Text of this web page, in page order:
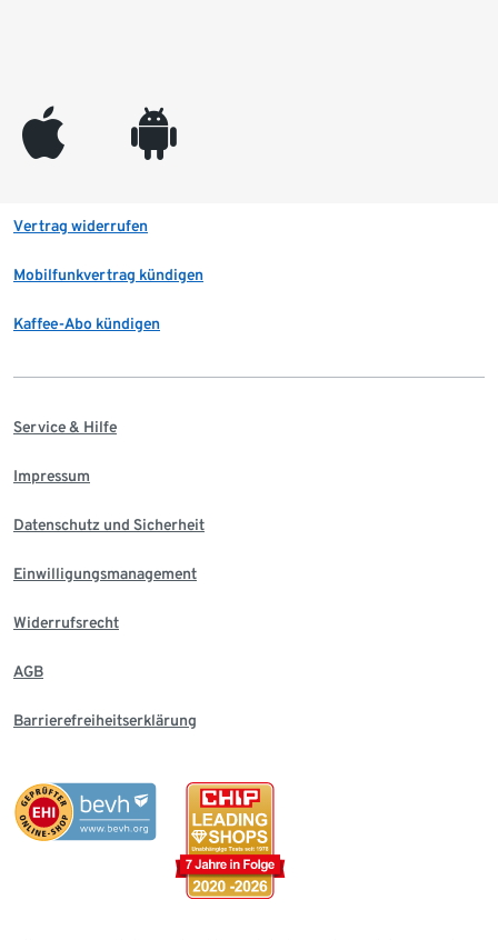
appleinc android
Vertrag widerrufen
Mobilfunkvertrag kündigen
Kaffee-Abo kündigen
Service & Hilfe
Impressum
Datenschutz und Sicherheit
Einwilligungsmanagement
Widerrufsrecht
AGB
Barrierefreiheitserklärung